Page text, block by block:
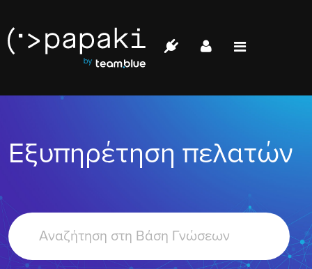
Σύνδεση
Εξυπηρέτηση πελατών
Search
For